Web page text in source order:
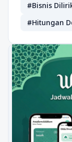
#Bisnis
#Hitungan